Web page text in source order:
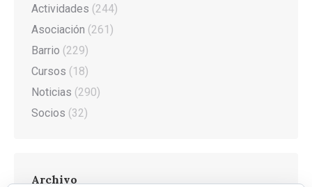
Actividades (244)
Asociación (261)
Barrio (229)
Cursos (18)
Noticias (290)
Socios (32)
Archivo